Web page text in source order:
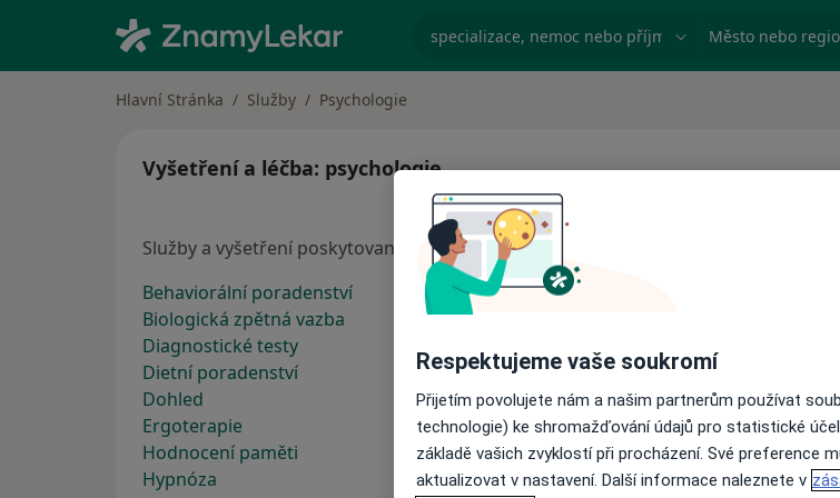
specializace, nemoc nebo příjmení Město nebo
Hlavní Stránka Služby Psychologie
Vyšetření a léčba: psychologie
Služby a vyšetření poskytované psychologů
Behaviorální poradenství
Biologická zpětná vazba
Diagnostické testy
Dietní poradenství
Dohled
Ergoterapie
Hodnocení paměti
Hypnóza
Profesní
Respektujeme vaše soukromí
Přijetím povolujete nám a našim partnerům používat
technologie) ke shromažďování údajů pro statistické
základě vašich zvyklostí při procházení. Své preference
aktualizovat v nastavení. Další informace naleznete v